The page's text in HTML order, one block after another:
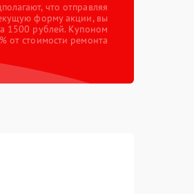
что отправляя
форму акции, вы
1500 рублей. Купоном
от стоимости ремонта